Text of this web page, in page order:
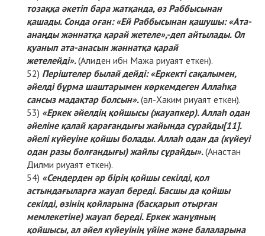
тозаққа әкетіп бара жатқанда, өз Раббысынан
қашады. Сонда оған: «Ей Раббысынан қашушы: «Ата-
анаңды жәннатқа қарай жетеле»,-деп айтылады. Ол
қуанып ата-анасын жәннатқа қарай
жетелейді».(Алиден ибн Мажа риуаят еткен).
Періштелер былай дейді: «Еркекті сақалымен,
әйелді бұрма шаштарымен көркемдеген Аллаһқа
сансыз мадақтар болсын».(әл-Хаким риуаят еткен).
«Еркек әйелдің қойшысы (жауапкер). Аллаһ одан
әйеліне қалай қарағандығы жайында сұрайды[11].
әйелі күйеуіне қойшы болады. Аллаһ одан да (күйеуі
одан разы болғандығы) жайлы сұрайды».(Анастан
Дилми риуаят еткен).
«Сендерден әр бірің қойшы секілді, қол
астындағыларға жауап береді. Басшы да қойшы
секілді, өзінің қойларына (басқарып отырған
мемлекетіне) жауап береді. Еркек жанұяның
қойшысы, ал әйел күйеуінің үйіне және балаларына